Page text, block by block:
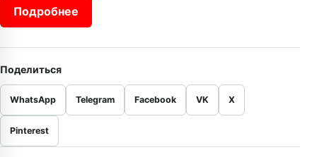
Подробнее
Поделиться
WhatsApp Telegram Facebook VK X
Pinterest